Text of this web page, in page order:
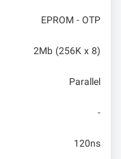
EPROM - OTP
2Mb (256K x 8)
Parallel
-
120ns